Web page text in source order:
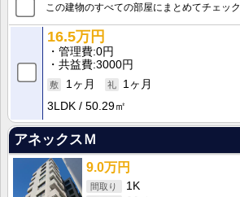
この建物のすべての部屋にまとめてチェック
16.5万円
管理費 0円
共益費 3000円
1ヶ月
1ヶ月
3LDK
50.29㎡
アネックスＭ
9.0万円
1K